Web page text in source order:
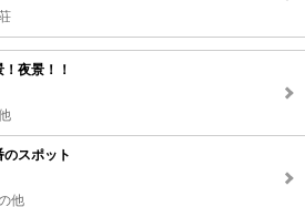
夜景！！
スポット
他